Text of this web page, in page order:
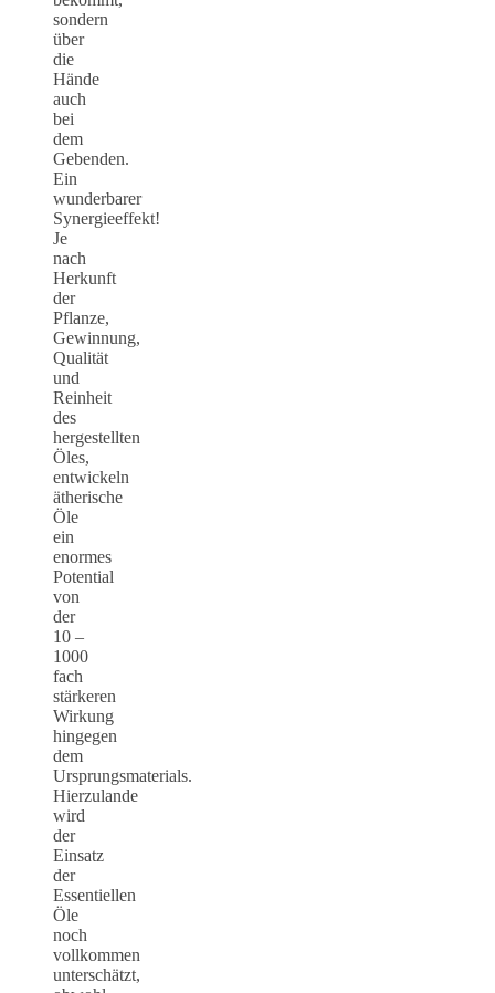
sondern
über
die
Hände
auch
bei
dem
Gebenden.
Ein
wunderbarer
Synergieeffekt!
Je
nach
Herkunft
der
Pflanze,
Gewinnung,
Qualität
und
Reinheit
des
hergestellten
Öles,
entwickeln
ätherische
Öle
ein
enormes
Potential
von
der
10 –
1000
fach
stärkeren
Wirkung
hingegen
dem
Ursprungsmaterials.
Hierzulande
wird
der
Einsatz
der
Essentiellen
Öle
noch
vollkommen
unterschätzt,